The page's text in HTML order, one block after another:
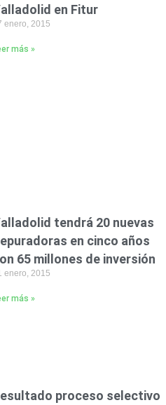
en Fitur
enero, 2015
más »
tendrá 20 nuevas
en cinco años
65 millones de inversión
enero, 2015
más »
proceso selectivo